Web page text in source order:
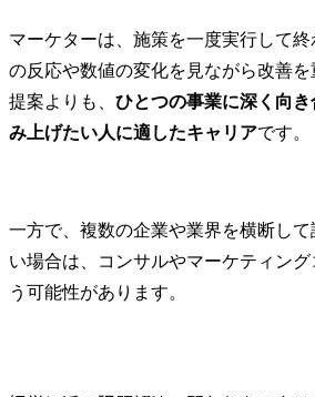
マーケターは、施策を一度実行して
の反応や数値の変化を見ながら改善
提案よりも、 ひとつの事業に深く向
み上げたい人に適したキャリアです。
一方で、複数の企業や業界を横断し
い場合は、コンサルやマーケティン
う可能性があります。